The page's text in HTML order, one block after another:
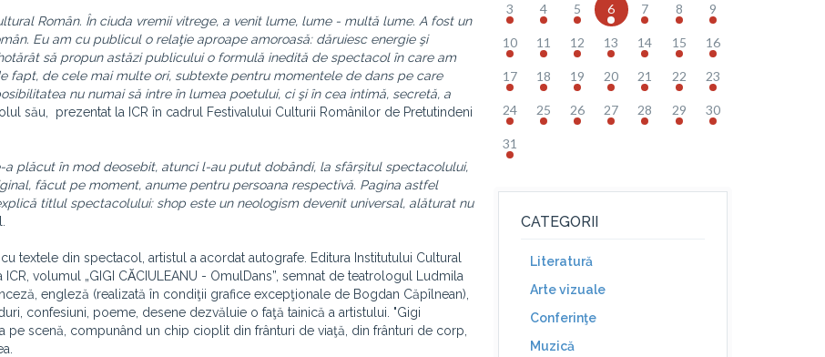
Român. În ciuda vremii vitrege, a venit lume, lume - multă lume. A fost un
Eu am cu publicul o relaţie aproape amoroasă: dăruiesc energie şi
să propun astăzi publicului o formulă inedită de spectacol în care am
fapt, de cele mai multe ori, subtexte pentru momentele de dans pe care
nu numai să intre în lumea poetului, ci şi în cea intimă, secretă, a
său, prezentat la ICR în cadrul Festivalului Culturii Românilor de Pretutindeni
plăcut în mod deosebit, atunci l-au putut dobândi, la sfârșitul spectacolului,
făcut pe moment, anume pentru persoana respectivă. Pagina astfel
titlul spectacolului: shop este un neologism devenit universal, alăturat nu
textele din spectacol, artistul a acordat autografe. Editura Institutului Cultural
volumul „GIGI CᾸCIULEANU - OmulDans”, semnat de teatrologul Ludmila
engleză (realizată în condiţii grafice excepţionale de Bogdan Căpîlnean),
confesiuni, poeme, desene dezvăluie o faţă tainică a artistului. "Gigi
pe scenă, compunând un chip cioplit din frânturi de viaţă, din frânturi de corp,
3 4 5 6 7 8 9
10 11 12 13 14 15 16
17 18 19 20 21 22 23
24 25 26 27 28 29 30
31
CATEGORII
Literatură
Arte vizuale
Conferinţe
Muzică